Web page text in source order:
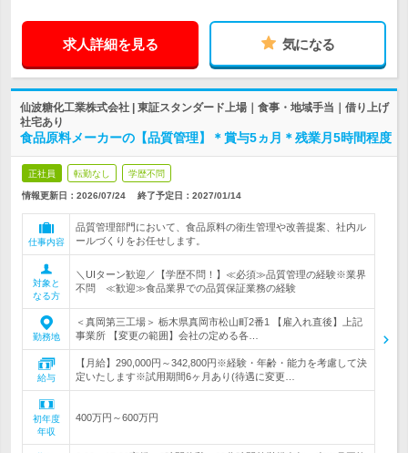
求人詳細を見る 気になる
仙波糖化工業株式会社 | 東証スタンダード上場｜食事・地域手当｜借り上げ
社宅あり
食品原料メーカーの【品質管理】＊賞与5ヵ月＊残業月5時間程度
正社員 転勤なし 学歴不問
情報更新日：2026/07/24 終了予定日： 2027/01/14
仕事内容
品質管理部門において、食品原料の衛生管理や改善提案、社内ル
ールづくりをお任せします。
対象と
なる方
＼UIターン歓迎／【学歴不問！】≪必須≫品質管理の経験※業界
不問 ≪歓迎≫食品業界での品質保証業務の経験
勤務地
＜真岡第三工場＞ 栃木県真岡市松山町2番1 【雇入れ直後】上記
事業所 【変更の範囲】会社の定める各…
給与
【月給】290,000円～342,800円※経験・年齢・能力を考慮して決
定いたします※試用期間6ヶ月あり(待遇に変更…
初年度
年収
400万円～600万円